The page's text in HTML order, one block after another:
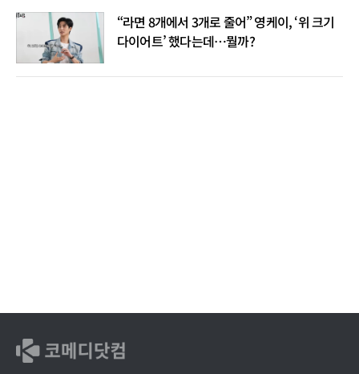
“라면 8개에서 3개로 줄어” 영케이, ‘위 크기
다이어트’ 했다는데…뭘까?